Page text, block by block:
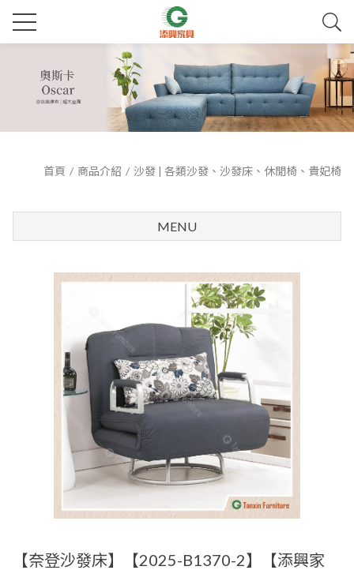
首頁 商品介紹 沙發 | 各類沙發、沙發床、休閒椅、貴妃椅
MENU
【奈登沙發床】【2025-B1370-2】【添興家